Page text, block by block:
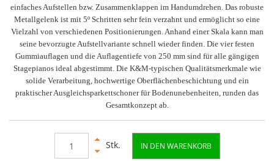
einfaches Aufstellen bzw. Zusammenklappen im Handumdrehen. Das robuste
Metallgelenk ist mit 5º Schritten sehr fein verzahnt und ermöglicht so eine
Vielzahl von verschiedenen Positionierungen. Anhand einer Skala kann man
seine bevorzugte Aufstellvariante schnell wieder finden. Die vier festen
Gummiauflagen und die Auflagentiefe von 250 mm sind für alle gängigen
Stagepianos ideal abgestimmt. Die K&M-typischen Qualitätsmerkmale wie
solide Verarbeitung, hochwertige Oberflächenbeschichtung und ein
praktischer Ausgleichsparkettschoner für Bodenunebenheiten, runden das
Gesamtkonzept ab.
Stk. IN DEN WARENKORB